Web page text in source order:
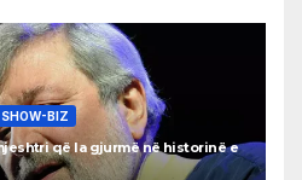
SHOW-BIZ
që la gjurmë në historinë e